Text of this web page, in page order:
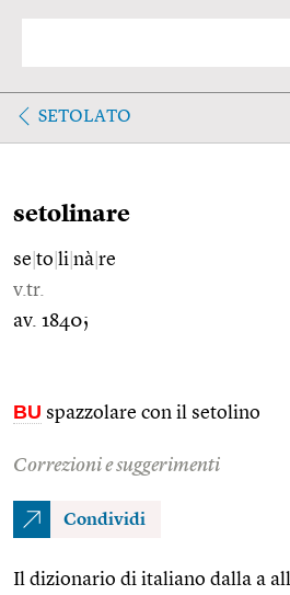
SETOLATO
setolinare
se to li nà re
v.tr.
av. 1840;
BU spazzolare con il setolino
Correzioni e suggerimenti
Condividi
Il dizionario di italiano dalla a